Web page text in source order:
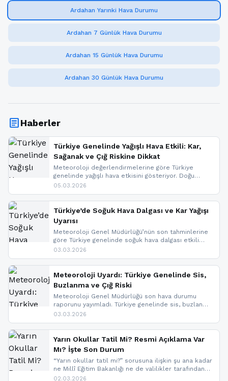
Ardahan Yarınki Hava Durumu
Ardahan 7 Günlük Hava Durumu
Ardahan 15 Günlük Hava Durumu
Ardahan 30 Günlük Hava Durumu
articleHaberler
Türkiye Genelinde Yağışlı Hava Etkili: Kar,
Sağanak ve Çığ Riskine Dikkat
Meteoroloji değerlendirmelerine göre Türkiye
genelinde yağışlı hava etkisini gösteriyor. Doğu
bölgelerinde kar yağışı beklenirken Marmara ve
ise çığ tehlikesi bulunuyor. İç kesimlerde sis ve pus
nedeniyle görüş mesafesinde azalma
yaşanabileceği belirtiliyor.
05.03.2026
Türkiye’de Soğuk Hava Dalgası ve Kar Yağışı
Uyarısı
Meteoroloji Genel Müdürlüğü’nün son tahminlerine
göre Türkiye genelinde soğuk hava dalgası etkili
oluyor. Birçok il için kar yağışı ve buzlanma uyarısı
03.03.2026
Meteoroloji Uyardı: Türkiye Genelinde Sis,
Buzlanma ve Çığ Riski
Meteoroloji Genel Müdürlüğü son hava durumu
raporunu yayımladı. Türkiye genelinde sis, buzlanma
ve don beklenirken Doğu Anadolu ve Doğu
yapıldı. İşte son dakika meteoroloji gelişmeleri.
03.03.2026
Yarın Okullar Tatil Mi? Resmi Açıklama Var
Mı? İşte Son Durum
“Yarın okullar tatil mi?” sorusuna ilişkin şu ana kadar
ne Millî Eğitim Bakanlığı ne de valilikler tarafından
yapılmış resmi bir tatil açıklaması bulunmamaktadır.
02.03.2026